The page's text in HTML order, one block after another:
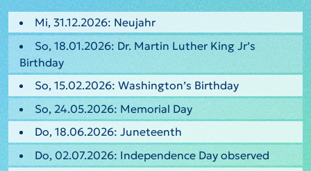
Mi, 31.12.2026: Neujahr
So, 18.01.2026: Dr. Martin Luther King Jr’s
Birthday
So, 15.02.2026: Washington’s Birthday
So, 24.05.2026: Memorial Day
Do, 18.06.2026: Juneteenth
Do, 02.07.2026: Independence Day observed